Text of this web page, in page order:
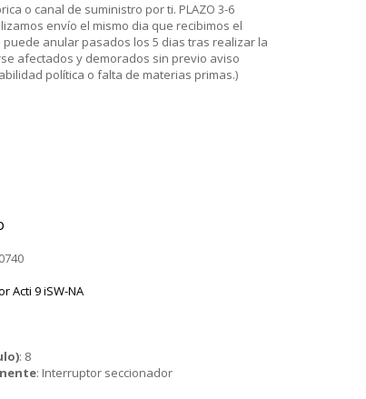
o canal de suministro por ti. PLAZO 3-6
envío el mismo dia que recibimos el
anular pasados los 5 dias tras realizar la
afectados y demorados sin previo aviso
política o falta de materias primas.)
Acti 9 iSW-NA
: 8
: Interruptor seccionador